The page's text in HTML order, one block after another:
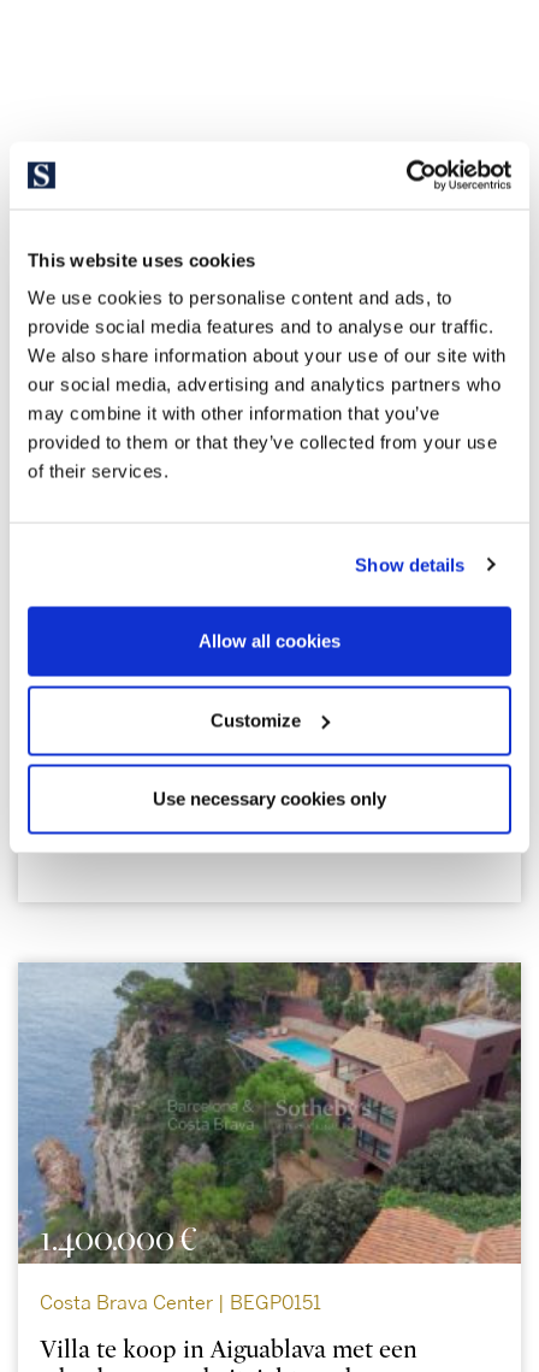
This website uses cookies
We use cookies to personalise content and ads, to
provide social media features and to analyse our traffic.
We also share information about your use of our site with
our social media, advertising and analytics partners who
may combine it with other information that you’ve
provided to them or that they’ve collected from your use
of their services.
Show details
Allow all cookies
Customize
Use necessary cookies only
Ontdek andere vergelijkbare
Moderne villa op een bevoorrechte locatie
met uitzicht op zee
absolute hoofdrol speelt, biedt deze exclusieve villa een
spectaculair uitzicht op zee en een omgeving die is
1.400.000 €
Costa Brava Center | BEGP0151
Villa te koop in Aiguablava met een